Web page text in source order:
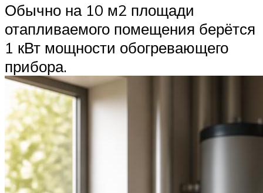
Обычно на 10 м2 площади
отапливаемого помещения берётся
1 кВт мощности обогревающего
прибора.